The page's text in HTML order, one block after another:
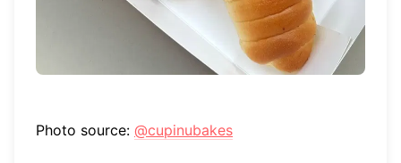
Photo source: @cupinubakes